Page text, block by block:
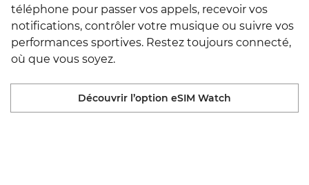
téléphone pour passer vos appels, recevoir vos
notifications, contrôler votre musique ou suivre vos
performances sportives. Restez toujours connecté,
où que vous soyez.
Découvrir l’option eSIM Watch